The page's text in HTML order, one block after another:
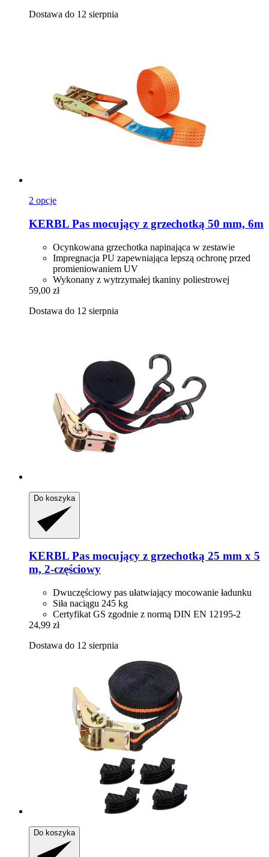
Dostawa do 12 sierpnia
2 opcje
KERBL Pas mocujący z grzechotką 50 mm, 6m
Ocynkowana grzechotka napinająca w zestawie
Impregnacja PU zapewniająca lepszą ochronę przed
promieniowaniem UV
Wykonany z wytrzymałej tkaniny poliestrowej
59,00 zł
Dostawa do 12 sierpnia
Do koszyka
KERBL Pas mocujący z grzechotką 25 mm x 5
m, 2-​częściowy
Dwuczęściowy pas ułatwiający mocowanie ładunku
Siła naciągu 245 kg
Certyfikat GS zgodnie z normą DIN EN 12195-2
24,99 zł
Dostawa do 12 sierpnia
Do koszyka